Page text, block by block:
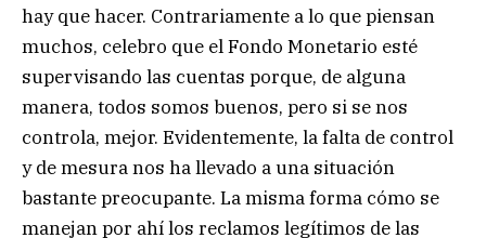
hay que hacer. Contrariamente a lo que piensan
muchos, celebro que el Fondo Monetario esté
supervisando las cuentas porque, de alguna
manera, todos somos buenos, pero si se nos
controla, mejor. Evidentemente, la falta de control
y de mesura nos ha llevado a una situación
bastante preocupante. La misma forma cómo se
manejan por ahí los reclamos legítimos de las